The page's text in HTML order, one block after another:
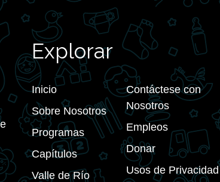
Explorar
Inicio
Sobre Nosotros
Programas
Capítulos
Valle de Río
Contáctese con
Nosotros
Empleos
Donar
Usos de Privacidad